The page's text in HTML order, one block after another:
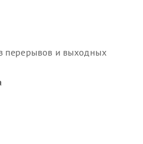
перерывов и выходных